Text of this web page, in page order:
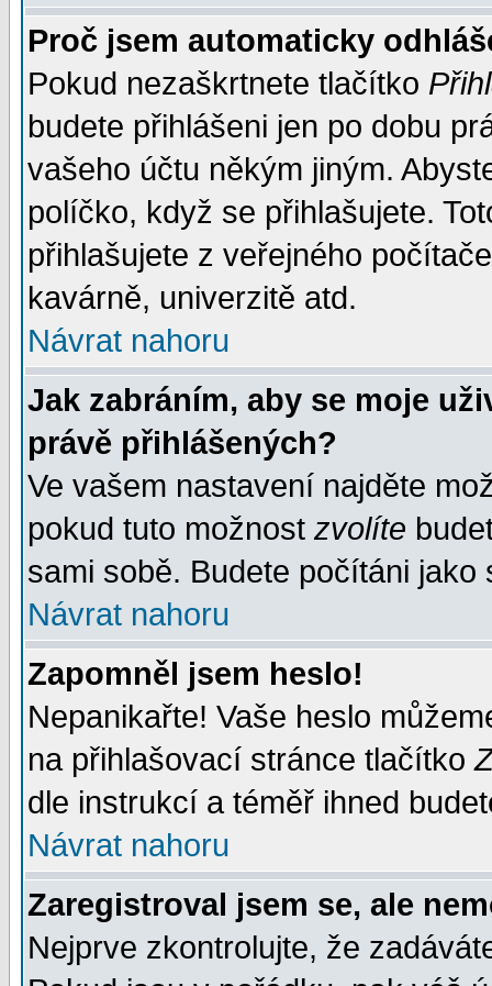
Proč jsem automaticky
Pokud nezaškrtnete tlačítko
budete přihlášeni jen po dobu
vašeho účtu někým jiným.
políčko, když se přihlašujete.
přihlašujete z veřejného
kavárně, univerzitě atd.
Návrat nahoru
Jak zabráním, aby se moje
právě přihlášených?
Ve vašem nastavení najděte
pokud tuto možnost zvolíte
sami sobě. Budete počítáni jako
Návrat nahoru
Zapomněl jsem heslo!
Nepanikařte! Vaše heslo
na přihlašovací stránce tlačítko
dle instrukcí a téměř ihned
Návrat nahoru
Zaregistroval jsem se, ale
Nejprve zkontrolujte, že